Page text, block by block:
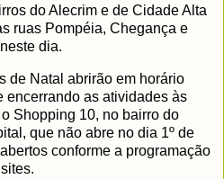
do Alecrim e de Cidade Alta
ruas Pompéia, Chegança e
dia.
de Natal abrirão em horário
encerrando as atividades às
Shopping 10, no bairro do
que não abre no dia 1º de
conforme a programação